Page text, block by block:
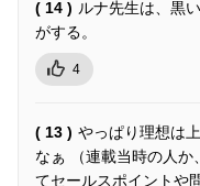
( 14 ) ルナ先生は、黒
がする。
4
( 13 ) やっぱり理想は
なぁ （連載当時の人か
てセールスポイントや